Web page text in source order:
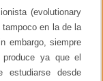
(evolutionary
en la de la
embargo, siempre
ya que el
estudiarse desde